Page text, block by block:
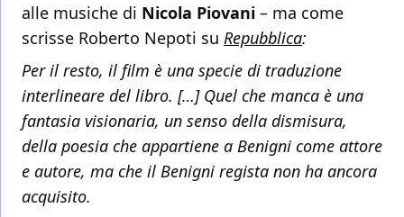
alle musiche di Nicola Piovani – ma come
scrisse Roberto Nepoti su Repubblica:
Per il resto, il film è una specie di traduzione
interlineare del libro. […] Quel che manca è una
fantasia visionaria, un senso della dismisura,
della poesia che appartiene a Benigni come attore
e autore, ma che il Benigni regista non ha ancora
acquisito.